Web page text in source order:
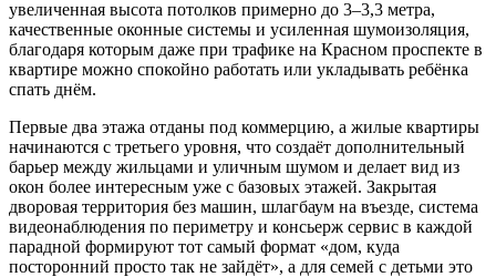
увеличенная высота потолков примерно до 3–3,3 метра,
качественные оконные системы и усиленная шумоизоляция,
благодаря которым даже при трафике на Красном проспекте в
квартире можно спокойно работать или укладывать ребёнка
спать днём.
Первые два этажа отданы под коммерцию, а жилые квартиры
начинаются с третьего уровня, что создаёт дополнительный
барьер между жильцами и уличным шумом и делает вид из
окон более интересным уже с базовых этажей. Закрытая
дворовая территория без машин, шлагбаум на въезде, система
видеонаблюдения по периметру и консьерж сервис в каждой
парадной формируют тот самый формат «дом, куда
посторонний просто так не зайдёт», а для семей с детьми это